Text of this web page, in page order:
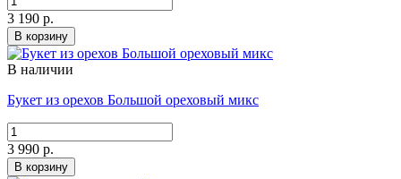
3 190 р.
В корзину
В наличии
Букет из орехов Большой ореховый микс
3 990 р.
В корзину